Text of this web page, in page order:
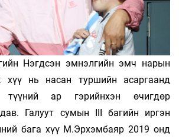
Нэгдсэн эмнэлгийн эмч нарын
хүү нь насан туршийн асаргаанд
ар гэрийнхэн өчигдөр
Галуут сумын III багийн иргэн
бага хүү М.Эрхэмбаяр 2019 онд